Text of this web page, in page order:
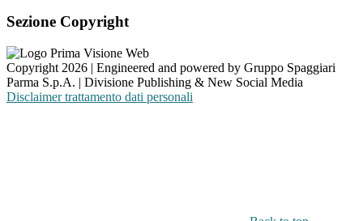
Sezione Copyright
Copyright 2026 | Engineered and powered by Gruppo Spaggiari
Parma S.p.A. | Divisione Publishing & New Social Media
Disclaimer trattamento dati personali